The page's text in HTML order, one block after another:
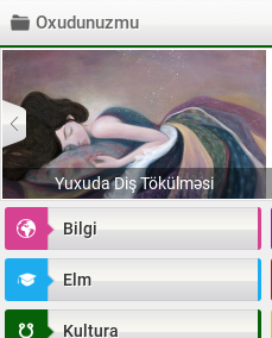
Oxudunuzmu
Yuxuda Diş Tökülməsi
Bilgi
Elm
Kultura